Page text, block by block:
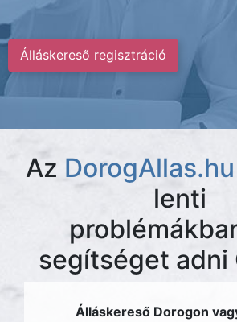
Álláskereső regisztráció
Az DorogAllas.hu
lenti
segítséget adni
Álláskereső Dorogon